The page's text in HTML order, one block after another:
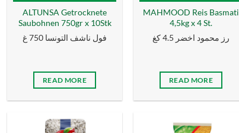
ALTUNSA Getrocknete
Saubohnen 750gr x 10Stk
فول ناشف التونسا 750 غ
READ MORE
MAHMOOD Reis Basmati
4,5kg x 4 St.
رز محمود اخضر 4.5 كغ
READ MORE